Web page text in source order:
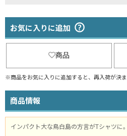
お気に入りに追加
商品
※商品をお気に入りに追加すると、再入荷が決ま
商品情報
インパクト大な鳥白島の方言がTシャツに。